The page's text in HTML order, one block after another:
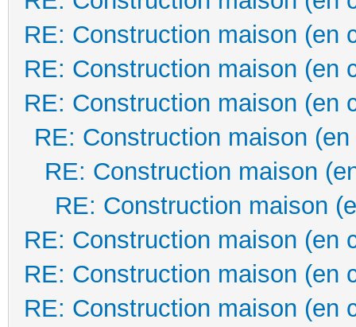
RE: Construction maison (en
RE: Construction maison (en
RE: Construction maison (en
RE: Construction maison
RE: Construction maison
RE: Construction maison
RE: Construction maison (en
RE: Construction maison (en
RE: Construction maison (en